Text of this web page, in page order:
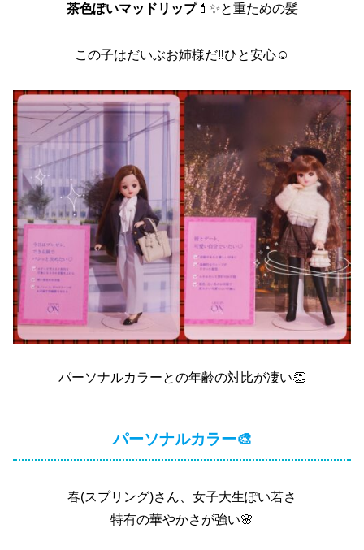
茶色ぽいマッドリップ💄✨と重ための髪
この子はだいぶお姉様だ‼️ひと安心☺️
パーソナルカラーとの年齢の対比が凄い👏
パーソナルカラー🎨
春(スプリング)さん、女子大生ぽい若さ
特有の華やかさが強い🌸